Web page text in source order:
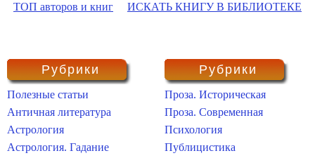
ТОП авторов и книг ИСКАТЬ КНИГУ В БИБЛИОТЕКЕ
Рубрики
Полезные статьи
Античная литература
Астрология
Астрология. Гадание
Рубрики
Проза. Историческая
Проза. Современная
Психология
Публицистика